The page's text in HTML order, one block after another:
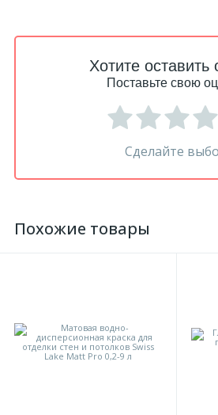
Хотите оставить
Поставьте свою
Сделайте
Похожие товары